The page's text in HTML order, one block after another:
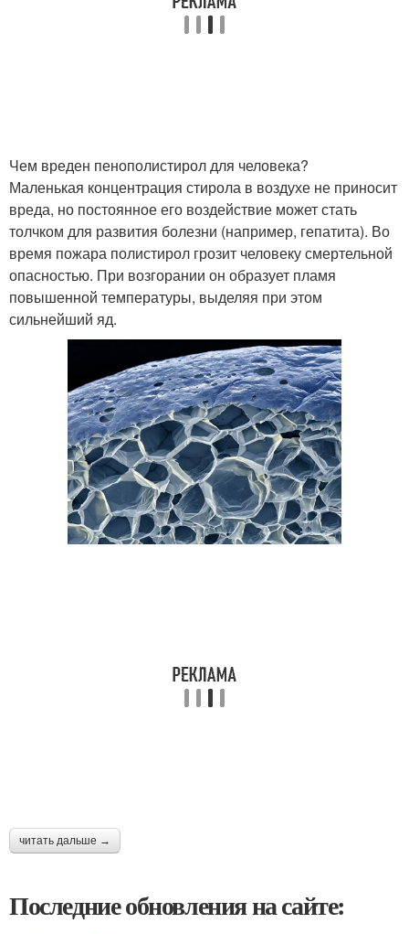
Чем вреден пенополистирол для человека?
Маленькая концентрация стирола в воздухе не приносит
вреда, но постоянное его воздействие может стать
толчком для развития болезни (например, гепатита). Во
время пожара полистирол грозит человеку смертельной
опасностью. При возгорании он образует пламя
повышенной температуры, выделяя при этом
сильнейший яд.
читать дальше →
Последние обновления на сайте: